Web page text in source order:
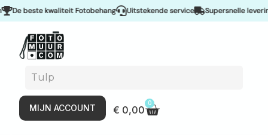
beste kwaliteit Fotobehang Uitstekende service Supersnelle levering &
MIJN ACCOUNT € 0,00
0